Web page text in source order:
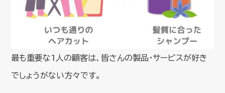
最も重要な1人の顧客は、皆さんの製品・サービスが好き
でしょうがない方々です。